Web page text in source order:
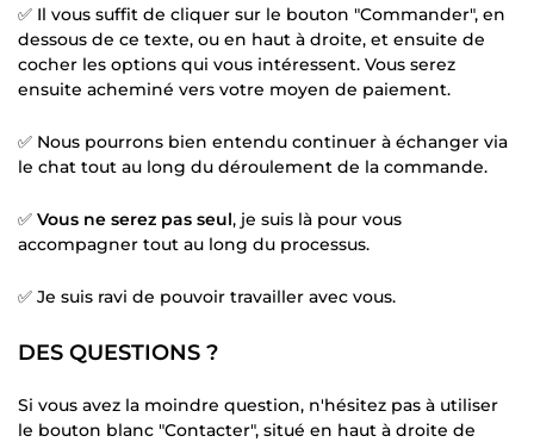
✅ Il vous suffit de cliquer sur le bouton "Commander", en
dessous de ce texte, ou en haut à droite, et ensuite de
cocher les options qui vous intéressent. Vous serez
ensuite acheminé vers votre moyen de paiement.
✅ Nous pourrons bien entendu continuer à échanger via
le chat tout au long du déroulement de la commande.
✅ Vous ne serez pas seul, je suis là pour vous
accompagner tout au long du processus.
✅ Je suis ravi de pouvoir travailler avec vous.
DES QUESTIONS ?
Si vous avez la moindre question, n'hésitez pas à utiliser
le bouton blanc "Contacter", situé en haut à droite de